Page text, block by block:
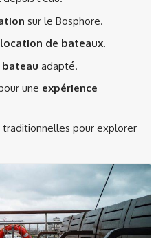
sur le Bosphore.
location de bateaux.
bateau adapté.
une expérience
pour explorer